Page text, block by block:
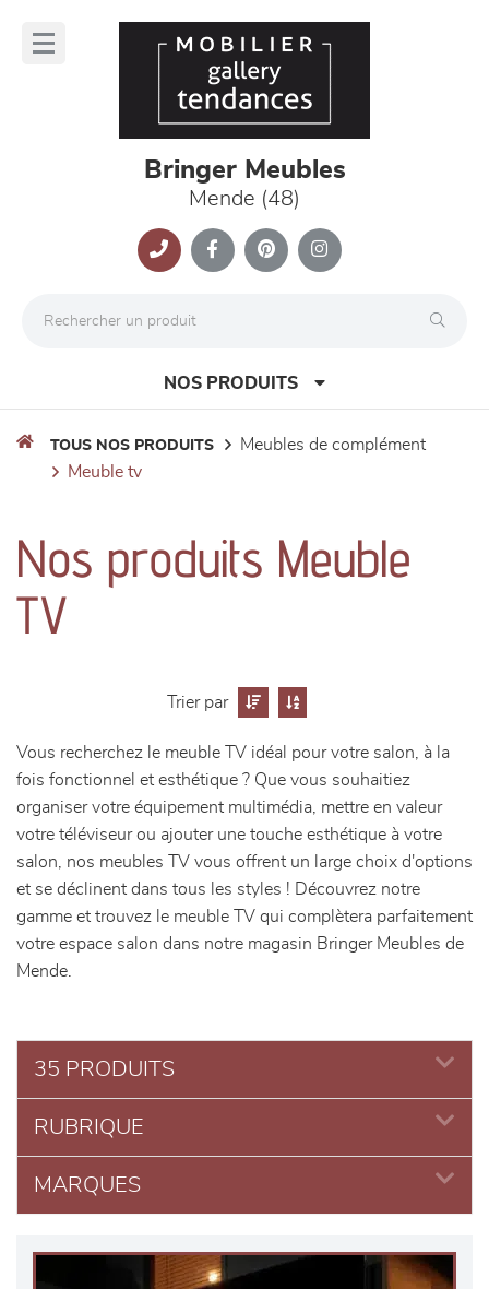
Bringer Meubles
Mende (48)
NOS PRODUITS
séjours
meubles de complément
décoration
TOUS NOS PRODUITS
meubles de complément
meuble tv
Nos produits Meuble
TV
Trier par
Vous recherchez le meuble TV idéal pour votre salon, à la
fois fonctionnel et esthétique ? Que vous souhaitiez
organiser votre équipement multimédia, mettre en valeur
votre téléviseur ou ajouter une touche esthétique à votre
salon, nos meubles TV vous offrent un large choix d'options
et se déclinent dans tous les styles ! Découvrez notre
gamme et trouvez le meuble TV qui complètera parfaitement
votre espace salon dans notre magasin Bringer Meubles de
Mende.
35 PRODUITS
RUBRIQUE
MARQUES